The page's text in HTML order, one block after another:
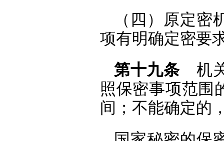
（四）原定
项有明确定密要
第十九条机关
照保密事项范围
间；不能确定的